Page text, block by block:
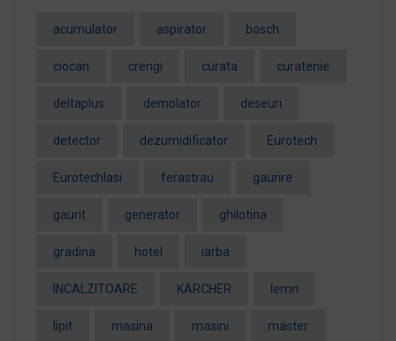
acumulator aspirator bosch
ciocan crengi curata curatenie
deltaplus demolator deseuri
detector dezumidificator Eurotech
EurotechIasi ferastrau gaurire
gaurit generator ghilotina
gradina hotel iarba
INCALZITOARE KÄRCHER lemn
lipit masina masini master